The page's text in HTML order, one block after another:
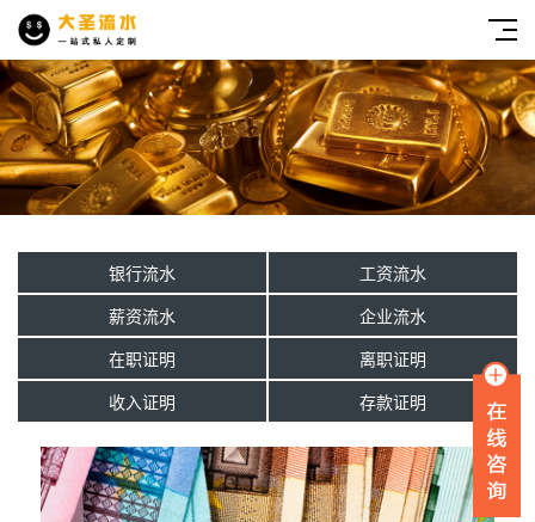
银行流水
工资流水
薪资流水
企业流水
在职证明
离职证明
收入证明
存款证明